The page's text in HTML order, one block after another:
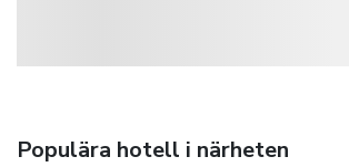
Populära hotell i närheten